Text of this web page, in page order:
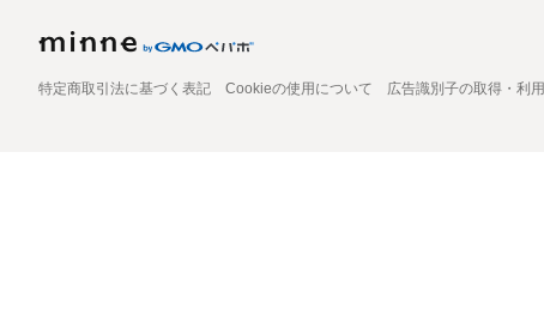
特定商取引法に基づく表記 Cookieの使用について 広告識別子の取得・利用